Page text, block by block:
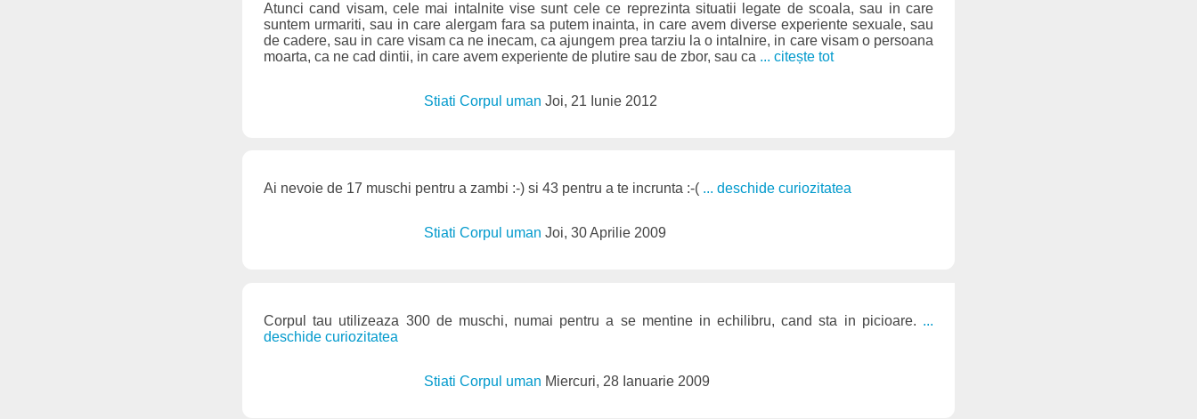
Atunci cand visam, cele mai intalnite vise sunt cele ce reprezinta situatii legate de scoala, sau in care
suntem urmariti, sau in care alergam fara sa putem inainta, in care avem diverse experiente sexuale, sau
de cadere, sau in care visam ca ne inecam, ca ajungem prea tarziu la o intalnire, in care visam o persoana
moarta, ca ne cad dintii, in care avem experiente de plutire sau de zbor, sau ca ... citește tot
Stiati Corpul umanJoi, 21 Iunie 2012
Ai nevoie de 17 muschi pentru a zambi :-) si 43 pentru a te incrunta :-( ... deschide curiozitatea
Stiati Corpul umanJoi, 30 Aprilie 2009
Corpul tau utilizeaza 300 de muschi, numai pentru a se mentine in echilibru, cand sta in picioare. ...
deschide curiozitatea
Stiati Corpul uman Miercuri, 28 Ianuarie 2009